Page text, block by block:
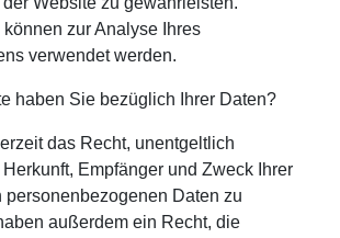
zur Analyse Ihres
verwendet werden.
haben Sie bezüglich Ihrer Daten?
das Recht, unentgeltlich
Empfänger und Zweck Ihrer
personenbezogenen Daten zu
außerdem ein Recht, die